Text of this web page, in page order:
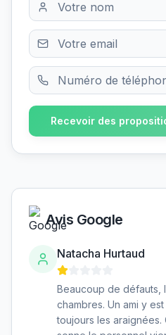
Recevoir des
Avis Google
Natacha Hurtaud
Beaucoup de défauts,
chambres. Un ami y
toujours les araignées.